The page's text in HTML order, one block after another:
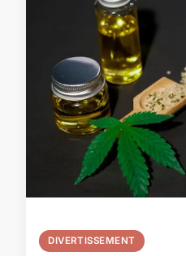
DIVERTISSEMENT